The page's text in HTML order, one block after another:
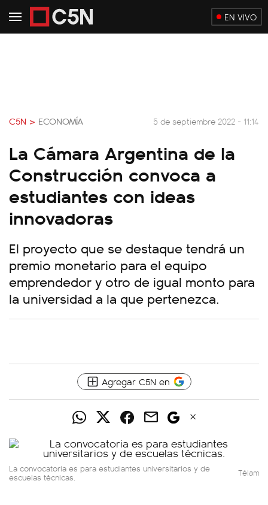
EN VIVO
C5N > ECONOMÍA 5 de septiembre 2022 - 11:14
La Cámara Argentina de la
Construcción convoca a
estudiantes con ideas
innovadoras
El proyecto que se destaque tendrá un
premio monetario para el equipo
emprendedor y otro de igual monto para
la universidad a la que pertenezca.
Agregar C5N en
La convocatoria es para estudiantes universitarios y de
escuelas técnicas. Télam